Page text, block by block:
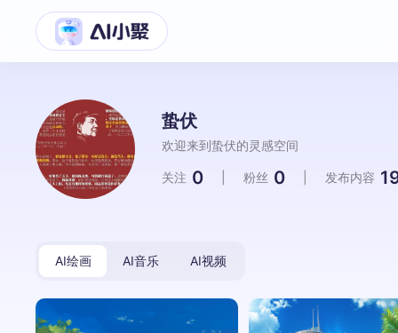
蛰伏
欢迎来到蛰伏的灵感空间
关注 0 粉丝 0 发布内容
AI绘画 AI音乐 AI视频